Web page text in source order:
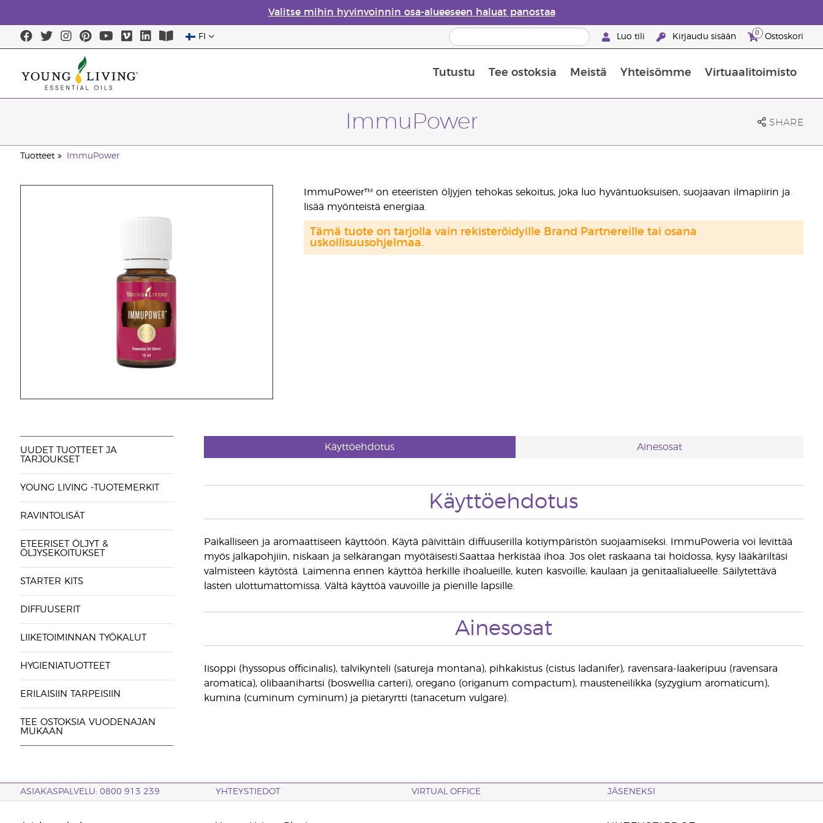
Valitse mihin hyvinvoinnin osa-alueeseen haluat panostaa
FI Luo tili Kirjaudu sisään 0 Ostoskori
Tutustu Tee ostoksia Meistä Yhteisömme Virtuaalitoimisto
ImmuPower SHARE
Tuotteet ImmuPower
ImmuPower™ on eteeristen öljyjen tehokas sekoitus, joka luo hyväntuoksuisen, suojaavan ilmapiirin ja
lisää myönteistä energiaa.
Tämä tuote on tarjolla vain rekisteröidyille Brand Partnereille tai osana
uskollisuusohjelmaa.
UUDET TUOTTEET JA
TARJOUKSET
YOUNG LIVING -TUOTEMERKIT
RAVINTOLISÄT
ETEERISET ÖLJYT &
ÖLJYSEKOITUKSET
STARTER KITS
DIFFUUSERIT
LIIKETOIMINNAN TYÖKALUT
HYGIENIATUOTTEET
ERILAISIIN TARPEISIIN
TEE OSTOKSIA VUODENAJAN
MUKAAN
Käyttöehdotus Ainesosat
Käyttöehdotus
Paikalliseen ja aromaattiseen käyttöön. Käytä päivittäin diffuuserilla kotiympäristön suojaamiseksi. ImmuPoweria voi levittää
myös jalkapohjiin, niskaan ja selkärangan myötäisesti.Saattaa herkistää ihoa. Jos olet raskaana tai hoidossa, kysy lääkäriltäsi
valmisteen käytöstä. Laimenna ennen käyttöä herkille ihoalueille, kuten kasvoille, kaulaan ja genitaalialueelle. Säilytettävä
lasten ulottumattomissa. Vältä käyttöä vauvoille ja pienille lapsille.
Ainesosat
Iisoppi (hyssopus officinalis), talvikynteli (satureja montana), pihkakistus (cistus ladanifer), ravensara-laakeripuu (ravensara
aromatica), olibaanihartsi (boswellia carteri), oregano (origanum compactum), mausteneilikka (syzygium aromaticum),
kumina (cuminum cyminum) ja pietaryrtti (tanacetum vulgare).
ASIAKASPALVELU: 0800 913 239 YHTEYSTIEDOT VIRTUAL OFFICE JÄSENEKSI